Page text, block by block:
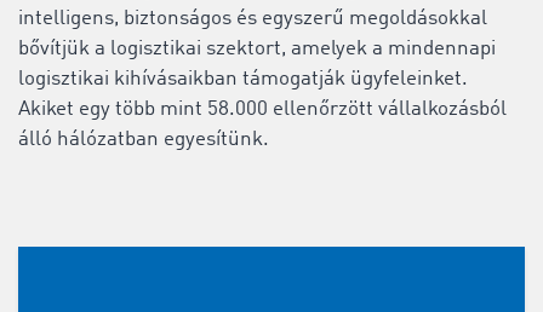
intelligens, biztonságos és egyszerű megoldásokkal
bővítjük a logisztikai szektort, amelyek a mindennapi
logisztikai kihívásaikban támogatják ügyfeleinket.
Akiket egy több mint 58.000 ellenőrzött vállalkozásból
álló hálózatban egyesítünk.